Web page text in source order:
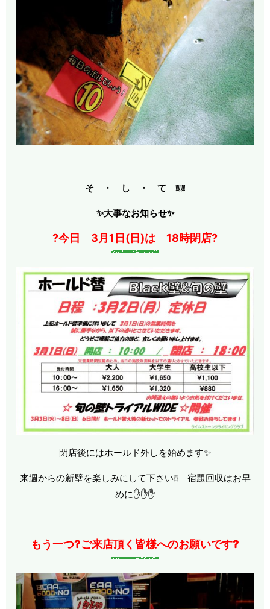
そ ・ し ・ て ❕❕❕❕
✨大事なお知らせ✨
?今日 3月1日(日)は 18時閉店?
閉店後にはホールド外しを始めます✨
来週からの新壁を楽しみにして下さい❕❕ 宿題回収はお早
めに✋✋✋
もう一つ?ご来店頂く皆様へのお願いです?